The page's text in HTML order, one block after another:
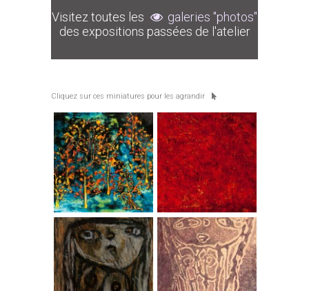
Visitez toutes les
galeries "photos"
des expositions passées de l'atelier
Cliquez sur ces miniatures pour les agrandir